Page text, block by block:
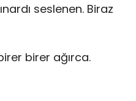
seslenen. Biraz
birer ağırca.